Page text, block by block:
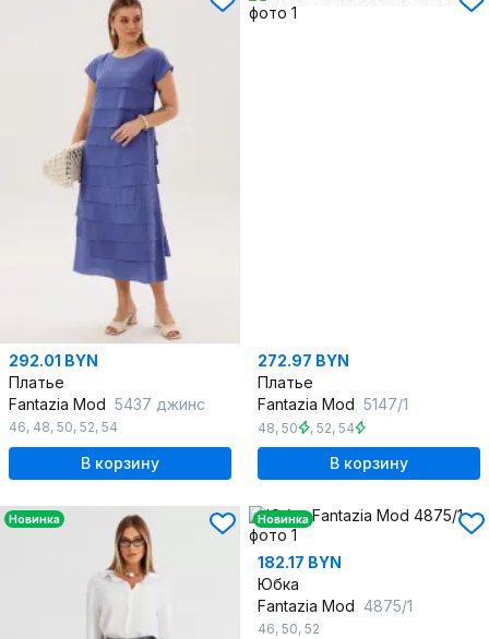
292.01 BYN
Платье
Fantazia Mod 5437 джинс
46, 48, 50, 52, 54
В корзину
272.97 BYN
Платье
Fantazia Mod 5147/1
48, 50 , 52, 54
В корзину
Новинка Новинка
182.17 BYN
Юбка
Fantazia Mod 4875/1
46, 50, 52